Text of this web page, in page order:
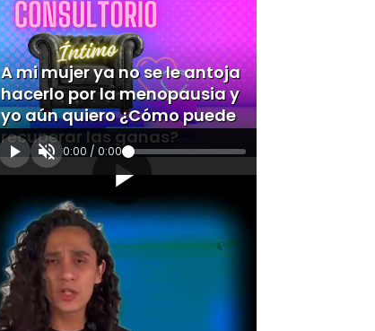
A mi mujer ya no se le antoja
hacerlo por la menopausia y
yo aún quiero ¿Cómo puede
recuperar las ganas?
0:00 / 0:00
[Publicidad]